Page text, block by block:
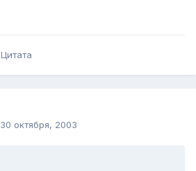
Цитата
30 октября, 2003